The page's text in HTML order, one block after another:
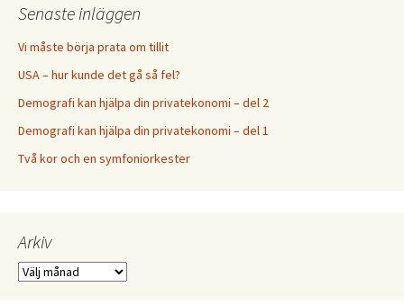
Senaste inläggen
Vi måste börja prata om tillit
USA – hur kunde det gå så fel?
Demografi kan hjälpa din privatekonomi – del 2
Demografi kan hjälpa din privatekonomi – del 1
Två kor och en symfoniorkester
Arkiv
Arkiv